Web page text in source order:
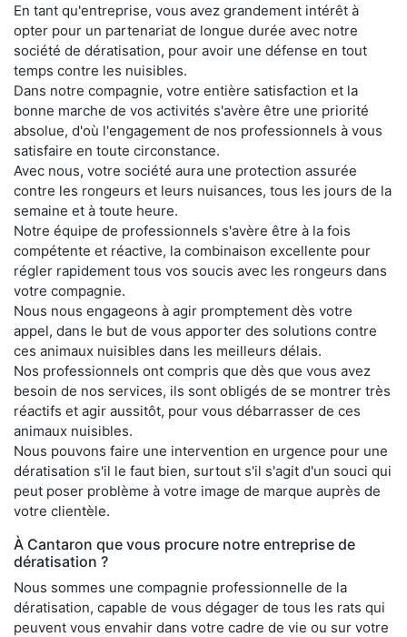
En tant qu'entreprise, vous avez grandement intérêt à
opter pour un partenariat de longue durée avec notre
société de dératisation, pour avoir une défense en tout
temps contre les nuisibles.
Dans notre compagnie, votre entière satisfaction et la
bonne marche de vos activités s'avère être une priorité
absolue, d'où l'engagement de nos professionnels à vous
satisfaire en toute circonstance.
Avec nous, votre société aura une protection assurée
contre les rongeurs et leurs nuisances, tous les jours de la
semaine et à toute heure.
Notre équipe de professionnels s'avère être à la fois
compétente et réactive, la combinaison excellente pour
régler rapidement tous vos soucis avec les rongeurs dans
votre compagnie.
Nous nous engageons à agir promptement dès votre
appel, dans le but de vous apporter des solutions contre
ces animaux nuisibles dans les meilleurs délais.
Nos professionnels ont compris que dès que vous avez
besoin de nos services, ils sont obligés de se montrer très
réactifs et agir aussitôt, pour vous débarrasser de ces
animaux nuisibles.
Nous pouvons faire une intervention en urgence pour une
dératisation s'il le faut bien, surtout s'il s'agit d'un souci qui
peut poser problème à votre image de marque auprès de
votre clientèle.
À Cantaron que vous procure notre entreprise de
dératisation ?
Nous sommes une compagnie professionnelle de la
dératisation, capable de vous dégager de tous les rats qui
peuvent vous envahir dans votre cadre de vie ou sur votre